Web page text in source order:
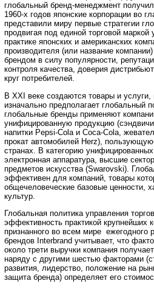
глобальный бренд-менеджмент
1960-х годов японские корпорации во
представили миру первые стратегии
продвигая под единой торговой
практике японских и американских
производителя (или название
брендом в силу популярности,
контроля качества, доверия
круг потребителей.
В ХХI веке создаются товары и услуги,
изначально предполагает глобальный
глобальные бренды применяют
унифицированную продукцию
напитки Pepsi-Cola и Coca-Cola,
прокат автомобилей Herz),
странах. В категорию
электронная аппаратура, высшие
предметов искусства (Swarovski).
эффективен для компаний, товары
общечеловеческие базовые ценности,
культур.
Глобальная политика управления
эффективность практикой крупнейших
признанного во всем мире ежегодного
брендов Interbrand учитывает, что
около трети выручки компания
наряду с другими шестью факторами
развития, лидерство, положение на
защита бренда) определяет его